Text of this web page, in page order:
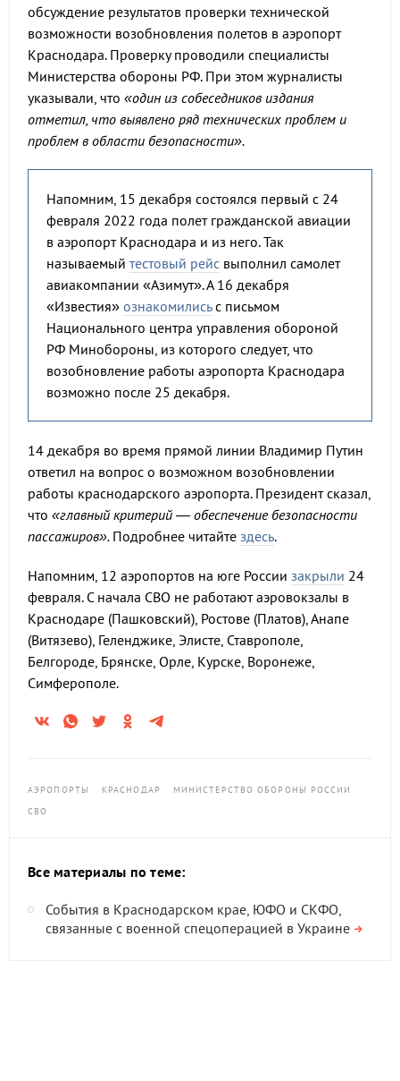
обсуждение результатов проверки технической
возможности возобновления полетов в аэропорт
Краснодара. Проверку проводили специалисты
Министерства обороны РФ. При этом журналисты
указывали, что «один из собеседников издания
отметил, что выявлено ряд технических проблем и
проблем в области безопасности».
Напомним, 15 декабря состоялся первый с 24
февраля 2022 года полет гражданской авиации
в аэропорт Краснодара и из него. Так
называемый тестовый рейс выполнил самолет
авиакомпании «Азимут». А 16 декабря
«Известия» ознакомилисьс письмом
Национального центра управления обороной
РФ Минобороны, из которого следует, что
возобновление работы аэропорта Краснодара
возможно после 25 декабря.
14 декабря во время прямой линии Владимир Путин
ответил на вопрос о возможном возобновлении
работы краснодарского аэропорта. Президент сказал,
что «главный критерий — обеспечение безопасности
пассажиров». Подробнее читайте здесь.
Напомним, 12 аэропортов на юге России закрыли 24
февраля. С начала СВО не работают аэровокзалы в
Краснодаре (Пашковский), Ростове (Платов), Анапе
(Витязево), Геленджике, Элисте, Ставрополе,
Белгороде, Брянске, Орле, Курске, Воронеже,
Симферополе.
АЭРОПОРТЫ КРАСНОДАР
МИНИСТЕРСТВО ОБОРОНЫ РОССИИ
СВО
Все материалы по теме:
События в Краснодарском крае, ЮФО и СКФО,
связанные с военной спецоперацией в Украине